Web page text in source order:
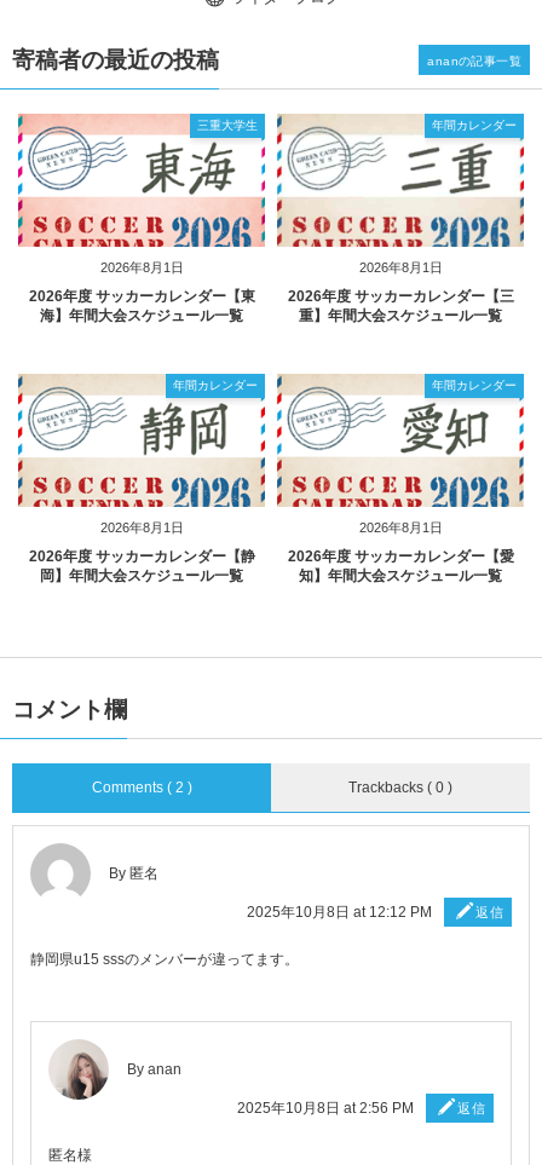
寄稿者の最近の投稿
2026年8月1日
三重大学生
2026年度 サッカーカレンダー【東
海】年間大会スケジュール一覧
2026年8月1日
年間カレンダー
2026年度 サッカーカレンダー【三
重】年間大会スケジュール一覧
2026年8月1日
年間カレンダー
2026年度 サッカーカレンダー【静
岡】年間大会スケジュール一覧
2026年8月1日
年間カレンダー
2026年度 サッカーカレンダー【愛
知】年間大会スケジュール一覧
ananの記事一覧
コメント欄
Comments ( 2 ) Trackbacks ( 0 )
By 匿名
2025年10月8日 at 12:12 PM 返信
静岡県u15 sssのメンバーが違ってます。
By anan
2025年10月8日 at 2:56 PM 返信
匿名様